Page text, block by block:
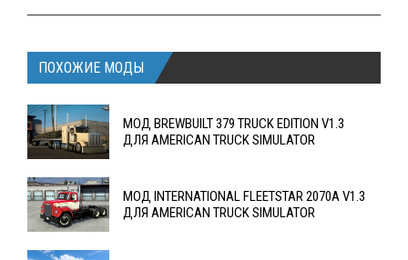
ПОХОЖИЕ МОДЫ
МОД BREWBUILT 379 TRUCK EDITION V1.3
ДЛЯ AMERICAN TRUCK SIMULATOR
МОД INTERNATIONAL FLEETSTAR 2070A V1.3
ДЛЯ AMERICAN TRUCK SIMULATOR